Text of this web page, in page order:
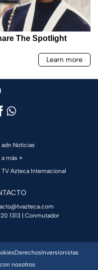
adn Noticias
a más +
TV Azteca Internacional
1313 | Conmutador
DerechosInversionistas
nosotros